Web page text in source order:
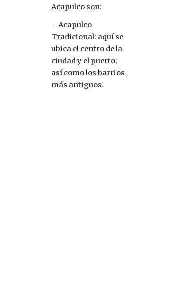
Acapulco son:
Tradicional: aquí se
ubica el centro de la
ciudad y el puerto;
así como los barrios
más antiguos.